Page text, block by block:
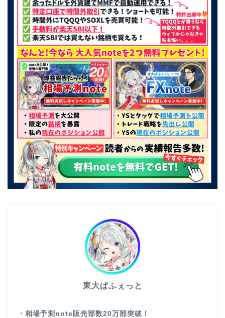
東大ぱふぇっと
・相場予測note販売部数20万部突破！